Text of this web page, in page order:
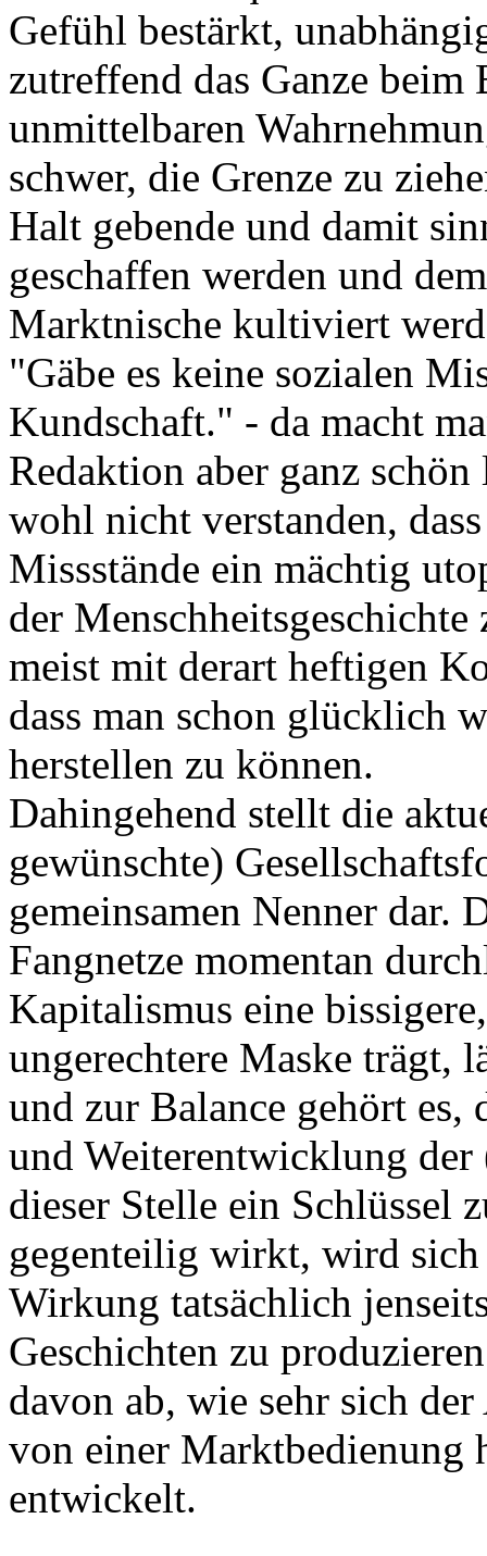
Gefühl bestärkt,
zutreffend das Ganze
unmittelbaren
schwer, die Grenze zu
Halt gebende und damit
geschaffen werden und
Marktnische kultiviert
"Gäbe es keine sozialen
Kundschaft." - da macht
Redaktion aber ganz
wohl nicht verstanden,
Missstände ein mächtig
der
meist mit derart heftigen
dass man schon glücklich
herstellen zu können.
Dahingehend stellt die
gewünschte)
gemeinsamen Nenner dar.
Fangnetze momentan
Kapitalismus eine
ungerechtere Maske trägt,
und zur Balance gehört es,
und Weiterentwicklung
dieser Stelle ein Schlüssel
gegenteilig wirkt, wird
Wirkung tatsächlich
Geschichten zu
davon ab, wie sehr sich
von einer Marktbedienung
entwickelt.